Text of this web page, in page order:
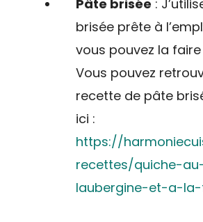
Pâte brisée :
brisée prête à
vous pouvez la
Vous pouvez
recette de pâte
ici :
https://
recettes/quiche-
laubergine-et-a-